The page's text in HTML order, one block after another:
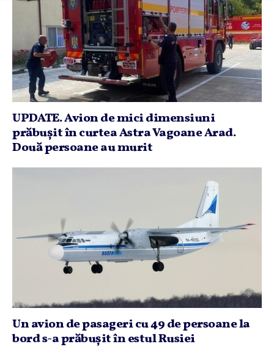
UPDATE. Avion de mici dimensiuni
prăbuşit în curtea Astra Vagoane Arad.
Două persoane au murit
Un avion de pasageri cu 49 de persoane la
bord s-a prăbuşit în estul Rusiei